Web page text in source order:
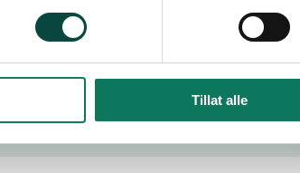
Tillat alle